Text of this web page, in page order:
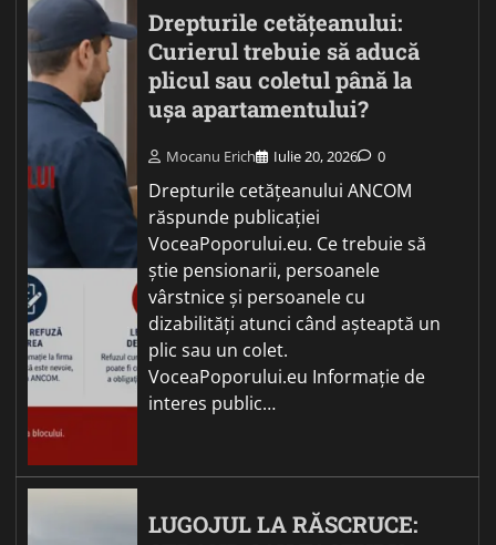
Drepturile cetățeanului:
Curierul trebuie să aducă
plicul sau coletul până la
ușa apartamentului?
Mocanu Erich Iulie 20, 2026 0
Drepturile cetățeanului ANCOM
răspunde publicației
VoceaPoporului.eu. Ce trebuie să
știe pensionarii, persoanele
vârstnice și persoanele cu
dizabilități atunci când așteaptă un
plic sau un colet.
VoceaPoporului.eu Informație de
interes public…
LUGOJUL LA RĂSCRUCE: